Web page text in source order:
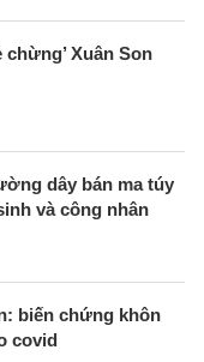
chừng’ Xuân Son
dây bán ma túy
và công nhân
biến chứng khôn
covid